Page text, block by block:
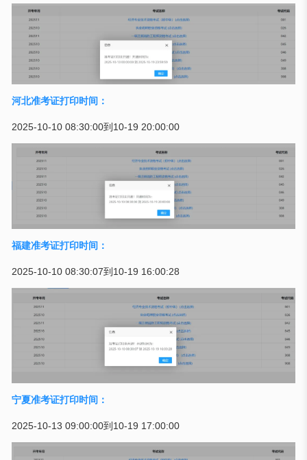
河北准考证打印时间：
2025-10-10 08:30:00到10-19 20:00:00
福建准考证打印时间：
2025-10-10 08:30:07到10-19 16:00:28
宁夏准考证打印时间：
2025-10-13 09:00:00到10-19 17:00:00